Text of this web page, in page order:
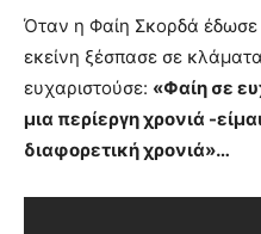
Όταν η Φαίη Σκορδά έδωσε
εκείνη ξέσπασε σε
ευχαριστούσε: «Φαίη σε
μια περίεργη χρονιά -
διαφορετική χρονιά»…